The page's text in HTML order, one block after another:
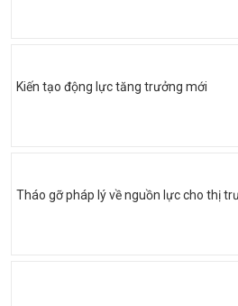
Kiến tạo động lực tăng trưởng mới
Tháo gỡ pháp lý về nguồn lực cho thị